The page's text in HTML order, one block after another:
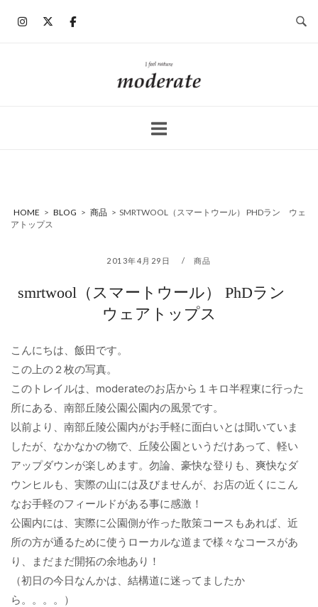
ホ
ー
HOME > BLOG > 商品 > SMRTWOOL（スマートウール） PHDラン ウェ
アトップス
2013年4月29日 商品
smrtwool（スマートウール） PhDラン
ウェアトップス
こんにちは、飯田です。
この上の２枚の写真。
このトレイルは、moderateのお店から１キロ半程東に行った
所にある、南部丘陵公園公園内の風景です。
以前より、南部丘陵公園内がお手軽に面白いとは聞いていま
したが、なかなかの物で、丘陵公園というだけあって、軽い
アップダウンが楽しめます。勿論、豪快な登りも、爽快なダ
ウンヒルも、実際の山には及びませんが、お店の近くにこん
なお手軽のフィールドがある事に感激！
公園内には、実際に公園側が作った散策コースもあれば、近
所の方が通るために使うローカルな道まで様々なコースがあ
り、まだまだ開拓の余地あり！
（初日の今日なんかは、結構道に迷ってましたか
ら。。。。）